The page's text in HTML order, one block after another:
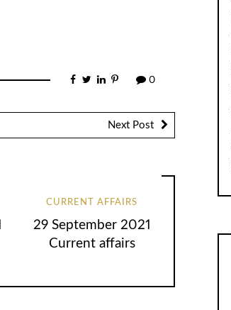
0
Next Post
CURRENT AFFAIRS
29 September 2021
Current affairs